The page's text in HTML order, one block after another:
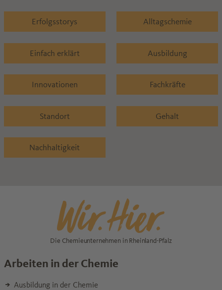
Erfolgsstorys Alltagschemie
Einfach erklärt Ausbildung
Innovationen Fachkräfte
Standort Gehalt
Nachhaltigkeit
Die Chemieunternehmen in Rheinland-Pfalz
Arbeiten in der Chemie
Ausbildung in der Chemie